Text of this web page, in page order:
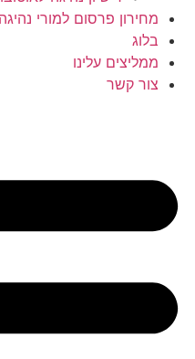
מחירון פרסום למורי נהיגה
בלוג
ממליצים עלינו
צור קשר